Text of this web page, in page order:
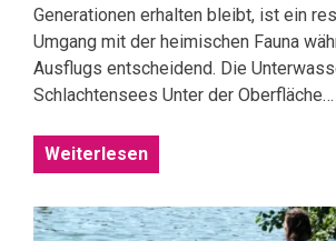
Generationen erhalten bleibt, ist ein
Umgang mit der heimischen Fauna
Ausflugs entscheidend. Die
Schlachtensees Unter der Oberfläche…
Weiterlesen